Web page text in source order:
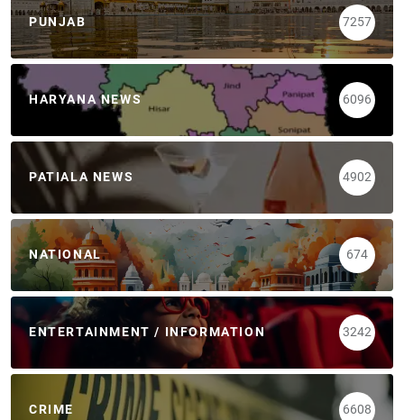
PUNJAB 7257
HARYANA NEWS 6096
PATIALA NEWS 4902
NATIONAL 674
ENTERTAINMENT / INFORMATION 3242
CRIME 6608